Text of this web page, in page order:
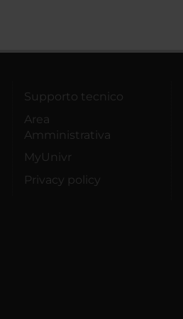
Supporto tecnico
Area
Amministrativa
MyUnivr
Privacy policy